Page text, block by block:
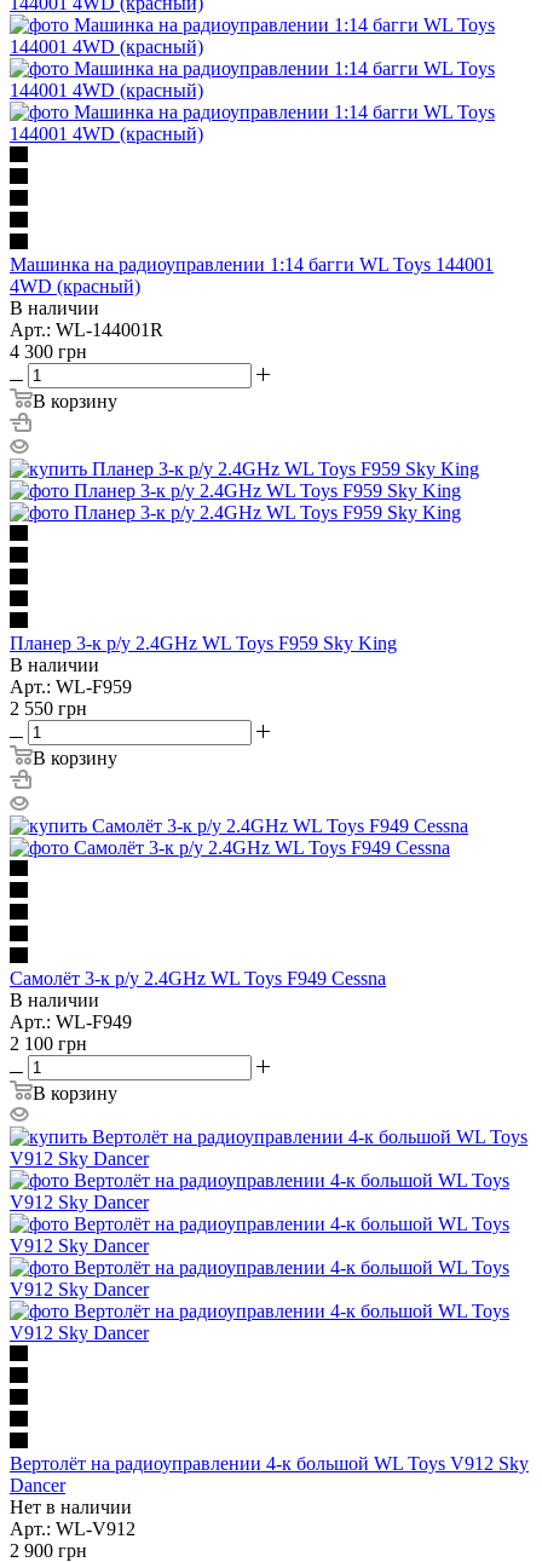
Машинка на радиоуправлении 1:14 багги WL Toys 144001
4WD (красный)
В наличии
Арт.: WL-144001R
4 300 грн
В корзину
Планер 3-к р/у 2.4GHz WL Toys F959 Sky King
В наличии
Арт.: WL-F959
2 550 грн
В корзину
Самолёт 3-к р/у 2.4GHz WL Toys F949 Cessna
В наличии
Арт.: WL-F949
2 100 грн
В корзину
Вертолёт на радиоуправлении 4-к большой WL Toys V912 Sky
Dancer
Нет в наличии
Арт.: WL-V912
2 900 грн